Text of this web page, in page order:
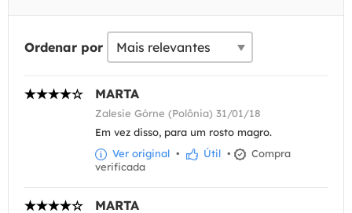
Ordenar por
MARTA
Zalesie Górne (Polônia) 31/01/18
Em vez disso, para um rosto magro.
Ver original • Útil •
Compra
verificada
MARTA